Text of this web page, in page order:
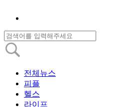
전체뉴스
피플
헬스
라이프